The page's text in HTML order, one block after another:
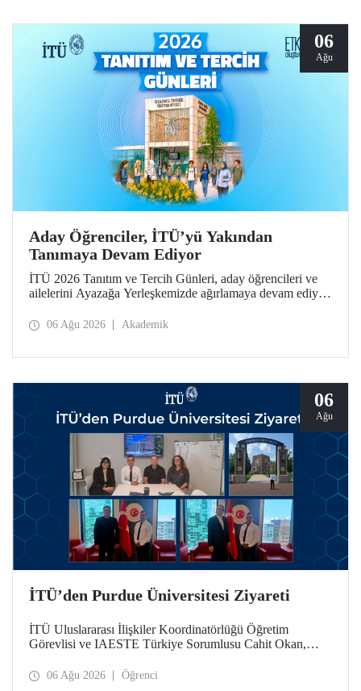
06
Ağu
Aday Öğrenciler, İTÜ’yü Yakından
Tanımaya Devam Ediyor
İTÜ 2026 Tanıtım ve Tercih Günleri, aday öğrencileri ve
ailelerini Ayazağa Yerleşkemizde ağırlamaya devam ediyor.
ilgili fakülte ve birimler adaylara bilgi vermeye devam
06 Ağu 2026 Akademik
06
Ağu
İTÜ’den Purdue Üniversitesi Ziyareti
İTÜ Uluslararası İlişkiler Koordinatörlüğü Öğretim
Görevlisi ve IAESTE Türkiye Sorumlusu Cahit Okan,
Temmuz tarihlerinde ABD’de dünyanın önde gelen
06 Ağu 2026 Öğrenci